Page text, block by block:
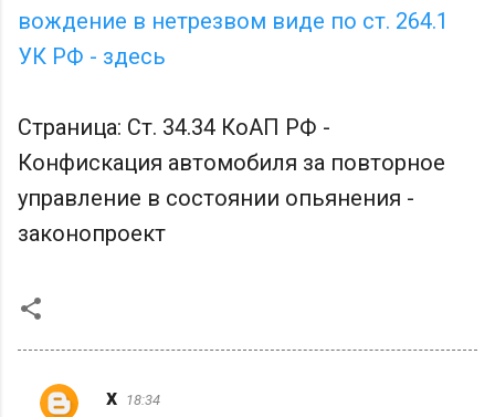
вождение в нетрезвом виде по ст. 264.1
УК РФ - здесь
Страница: Ст. 34.34 КоАП РФ -
Конфискация автомобиля за повторное
управление в состоянии опьянения -
законопроект
К
х 18:34